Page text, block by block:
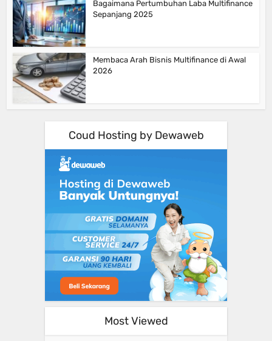
Bagaimana Pertumbuhan Laba Multifinance
Sepanjang 2025
Membaca Arah Bisnis Multifinance di Awal
2026
Coud Hosting by Dewaweb
Most Viewed